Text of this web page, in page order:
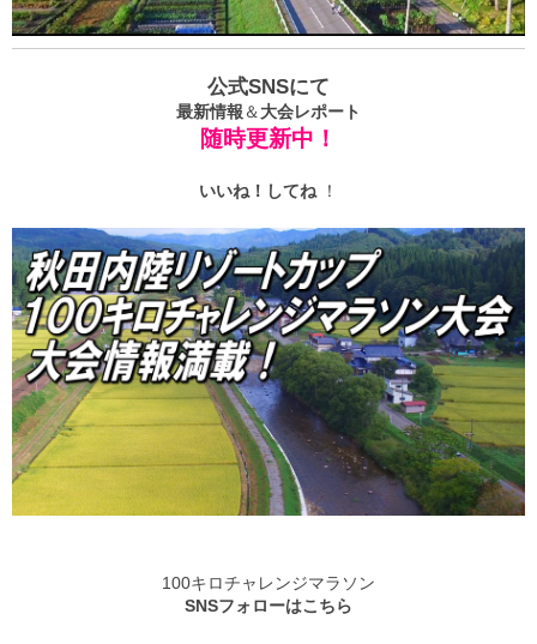
公式SNSにて
最新情報 ＆ 大会レポート
随時更新中！
いいね！ してね ！
100キロチャレンジマラソン
SNSフォローはこちら